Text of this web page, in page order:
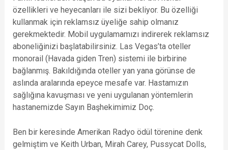
özellikleri ve heyecanları ile sizi bekliyor. Bu özelliği
kullanmak için reklamsız üyeliğe sahip olmanız
gerekmektedir. Mobil uygulamamızı indirerek reklamsız
aboneliğinizi başlatabilirsiniz. Las Vegas’ta oteller
monorail (Havada giden Tren) sistemi ile birbirine
bağlanmış. Bakıldığında oteller yan yana görünse de
aslında aralarında epeyce mesafe var. Hastamızın
sağlığına kavuşması ve yeni uygulanan yöntemlerin
hastanemizde Sayın Başhekimimiz Doç.
Ben bir keresinde Amerikan Radyo ödül törenine denk
gelmiştim ve Keith Urban, Mirah Carey, Pussycat Dolls,